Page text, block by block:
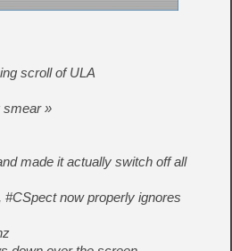
scroll of ULA
smear »
made it actually switch off all
#CSpect now properly ignores